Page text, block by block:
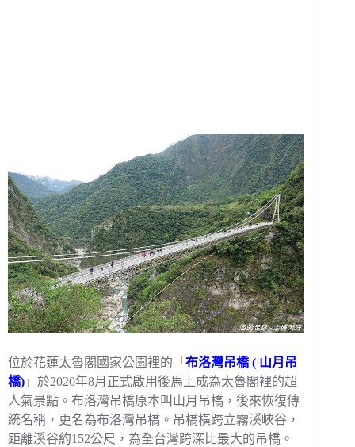
位於花蓮太魯閣國家公園裡的「 布洛灣吊橋 ( 山月吊
橋) 」於2020年8月正式啟用後馬上成為太魯閣裡的超
人氣景點。布洛灣吊橋原本叫山月吊橋，後來恢復傳
統名稱，更名為布洛灣吊橋。吊橋橫跨立霧溪峽谷，
距離溪谷約152公尺，為全台灣跨深比最大的吊橋。